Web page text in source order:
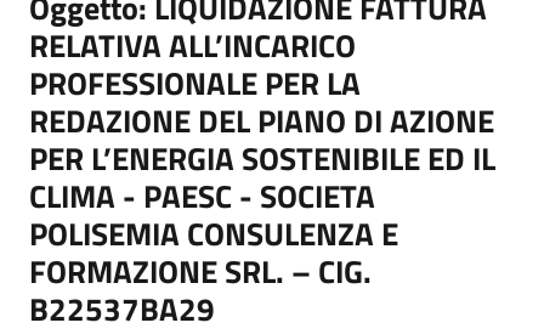
RELATIVA ALL’INCARICO
PROFESSIONALE PER LA
REDAZIONE DEL PIANO DI AZIONE
PER L’ENERGIA SOSTENIBILE ED IL
CLIMA - PAESC - SOCIETA
POLISEMIA CONSULENZA E
FORMAZIONE SRL. – CIG.
B22537BA29